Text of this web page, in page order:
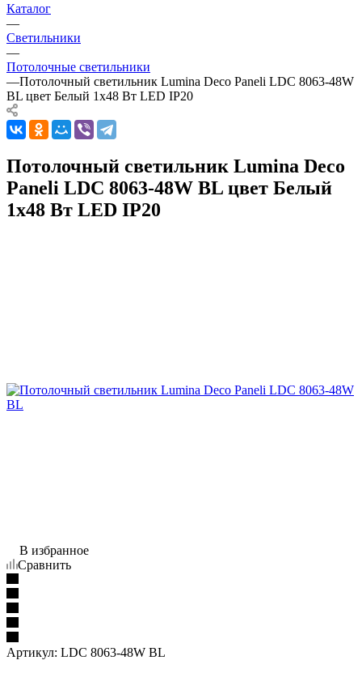
Каталог
—
Светильники
—
Потолочные светильники
—Потолочный светильник Lumina Deco Paneli LDC 8063-48W
BL цвет Белый 1х48 Вт LED IP20
Потолочный светильник Lumina Deco
Paneli LDC 8063-48W BL цвет Белый
1х48 Вт LED IP20
В избранное
Сравнить
Артикул: LDC 8063-48W BL